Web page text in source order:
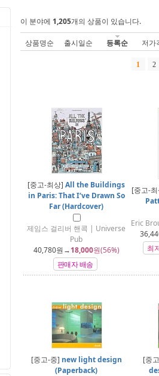
이 분야에 1,205개의 상품이 있습니다.
상품명순 출시일순 등록순 저가
1 2
[중고-최상]All the Buildings
in Paris: That I‘ve Drawn So
Far (Hardcover)
제임스 걸리버 핸콕 | Universe
Pub
40,780원→18,000원(56%)
판매자 배송
[중고-
Eric
최
[중고-중] new light design
(Paperback)
[중